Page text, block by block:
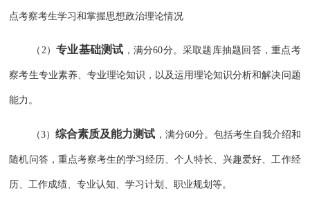
点考察考生学习和掌握思想政治理论情况
（2）专业基础测试 ， 满分60分。采取题库抽题回答，重点考
察考生专业素养、专业理论知识，以及运用理论知识分析和解决问题
能力。
（3）综合素质及能力测试 ， 满分60分。包括考生自我介绍和
随机问答，重点考察考生的学习经历、个人特长、兴趣爱好、工作经
历、工作成绩、专业认知、学习计划、职业规划等。